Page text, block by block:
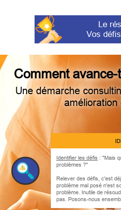
Le
Vos
Comment
Une démarche
amélioration
Identifier les défis : "Mais
problèmes ?"
Relever des défis, c'est
problème mal posé n'est
problème. Inutile de
pas. Posons-nous